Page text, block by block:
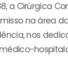
a Cirúrgica
na área
nos